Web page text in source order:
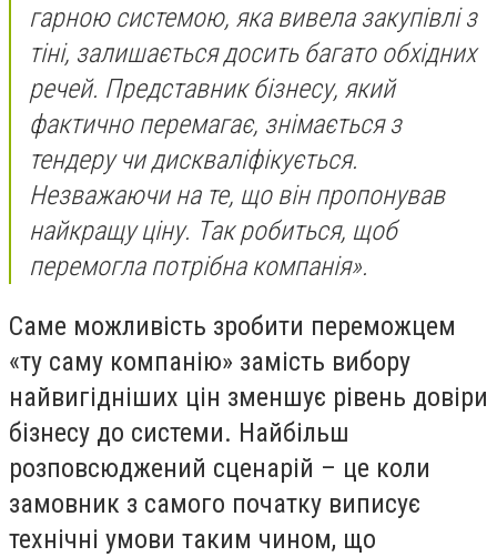
гарною системою, яка вивела закупівлі з
тіні, залишається досить багато обхідних
речей. Представник бізнесу, який
фактично перемагає, знімається з
тендеру чи дискваліфікується.
Незважаючи на те, що він пропонував
найкращу ціну. Так робиться, щоб
перемогла потрібна компанія».
Саме можливість зробити переможцем
«ту саму компанію» замість вибору
найвигідніших цін зменшує рівень довіри
бізнесу до системи. Найбільш
розповсюджений сценарій – це коли
замовник з самого початку виписує
технічні умови таким чином, що